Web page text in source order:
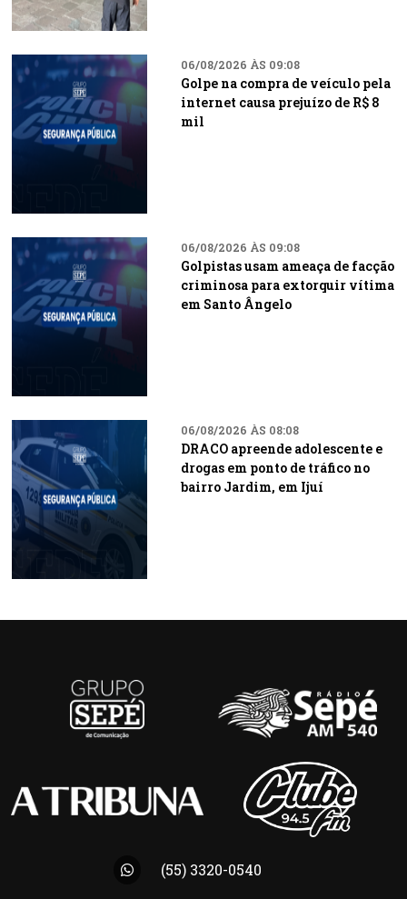
06/08/2026 ÀS 09:08
Golpe na compra de veículo pela
internet causa prejuízo de R$ 8
mil
06/08/2026 ÀS 09:08
Golpistas usam ameaça de facção
criminosa para extorquir vítima
em Santo Ângelo
06/08/2026 ÀS 08:08
DRACO apreende adolescente e
drogas em ponto de tráfico no
bairro Jardim, em Ijuí
(55) 3320-0540